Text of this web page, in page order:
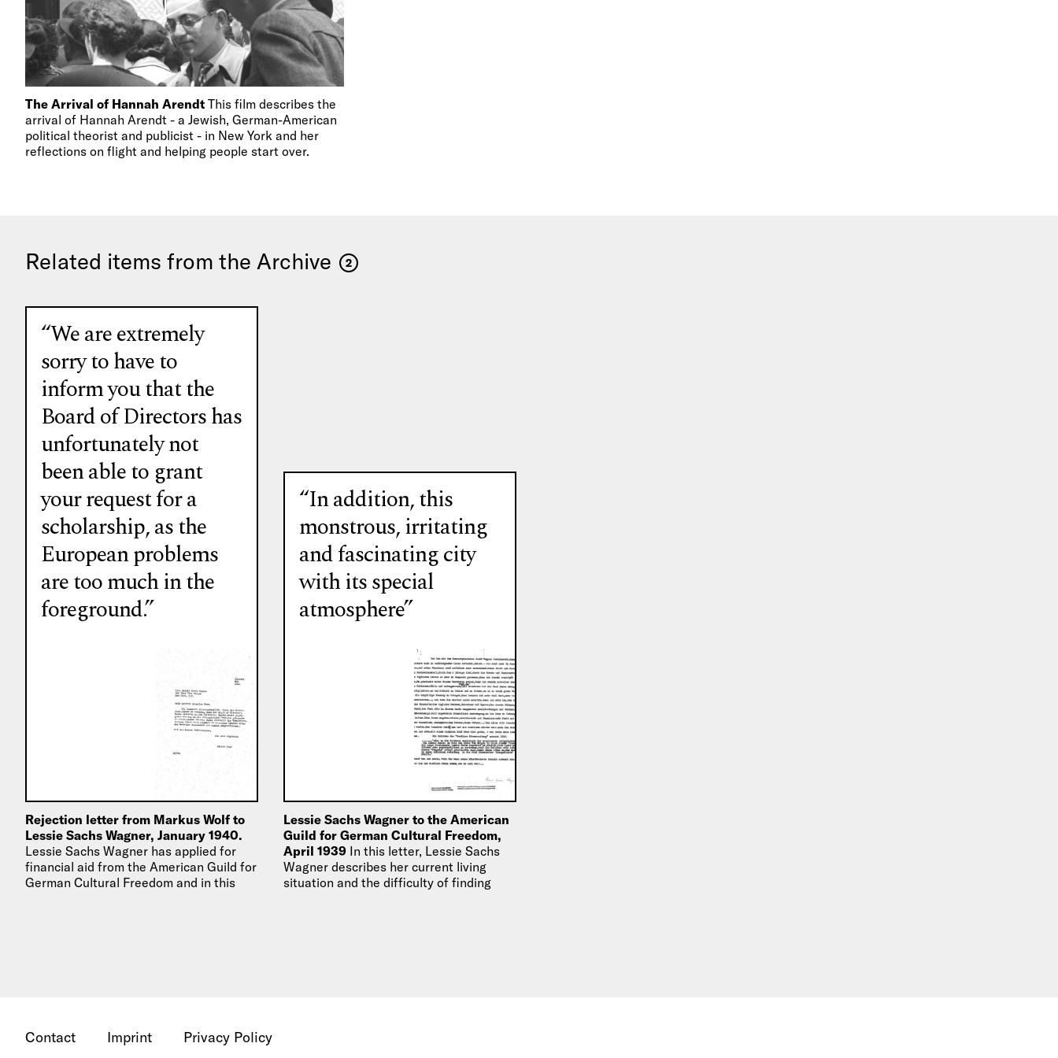
The Arrival of Hannah Arendt This film describes the
arrival of Hannah Arendt - a Jewish, German-American
political theorist and publicist - in New York and her
reflections on flight and helping people start over.
Related items from the Archive 2
“We are extremely
sorry to have to
inform you that the
Board of Directors has
unfortunately not
been able to grant
your request for a
scholarship, as the
European problems
are too much in the
foreground.”
Rejection letter from Markus Wolf to
Lessie Sachs Wagner, January 1940.
Lessie Sachs Wagner has applied for
financial aid from the American Guild for
German Cultural Freedom and in this
“In addition, this
monstrous, irritating
and fascinating city
with its special
atmosphere”
Lessie Sachs Wagner to the American
Guild for German Cultural Freedom,
April 1939 In this letter, Lessie Sachs
Wagner describes her current living
situation and the difficulty of finding
Contact Imprint Privacy Policy